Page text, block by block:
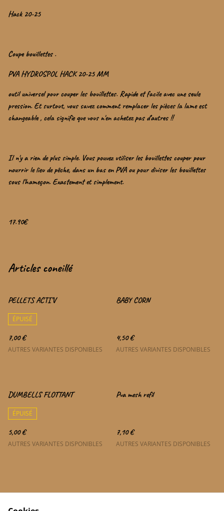
Hack 20-25
Coupe bouillettes .
PVA HYDROSPOL HACK 20-25 MM
outil universel pour couper les bouillettes. Rapide et facile avec une seule
pression. Et surtout, vous savez comment remplacer les pièces la lame est
changeable , cela signifie que vous n'en achetez pas d’autres !!
Il n'y a rien de plus simple. Vous pouvez utiliser les bouillettes couper pour
nourrir le lieu de pêche, dans un bas en PVA ou pour diviser les bouillettes
sous l'hameçon. Exactement et simplement.
17.90€
Articles coneillé
PELLETS ACTI’V
ÉPUISÉ
7,00 €
AUTRES VARIANTES DISPONIBLES
BABY CORN
4,50 €
AUTRES VARIANTES DISPONIBLES
DUMBELLS FLOTTANT
ÉPUISÉ
5,00 €
AUTRES VARIANTES DISPONIBLES
Pva mesh refil
7,10 €
AUTRES VARIANTES DISPONIBLES